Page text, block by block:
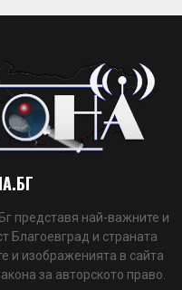
представя най-важните и
Благоевград и страната
и изображенията в сайта
за авторското право.